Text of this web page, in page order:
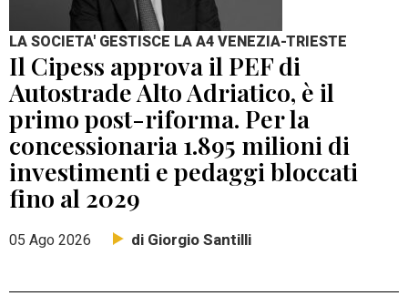
LA SOCIETA' GESTISCE LA A4 VENEZIA-TRIESTE
Il Cipess approva il PEF di
Autostrade Alto Adriatico, è il
primo post-riforma. Per la
concessionaria 1.895 milioni di
investimenti e pedaggi bloccati
fino al 2029
05 Ago 2026 di Giorgio Santilli